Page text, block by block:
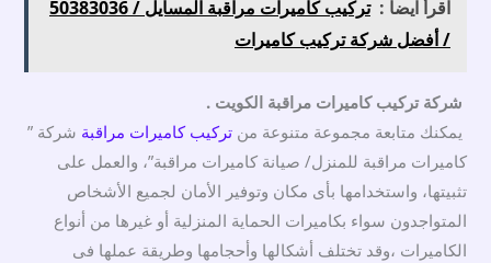
اقرأ ايضاً :
تركيب كاميرات مراقبة المسايل / 50383036
/ أفضل شركة تركيب كاميرات
شركة تركيب كاميرات مراقبة الكويت .
يمكنك متابعة مجموعة متنوعة منتركيب كاميرات مراقبة شركة ”
كاميرات مراقبة للمنزل/ صيانة كاميرات مراقبة”، والعمل على
تثبيتها، واستخدامها بأى مكان وتوفير الأمان لجميع الأشخاص
المتواجدون سواء بكاميرات الحماية المنزلية أو غيرها من أنواع
الكاميرات ،وقد تختلف أشكالها وأحجامها وطريقة عملها فى